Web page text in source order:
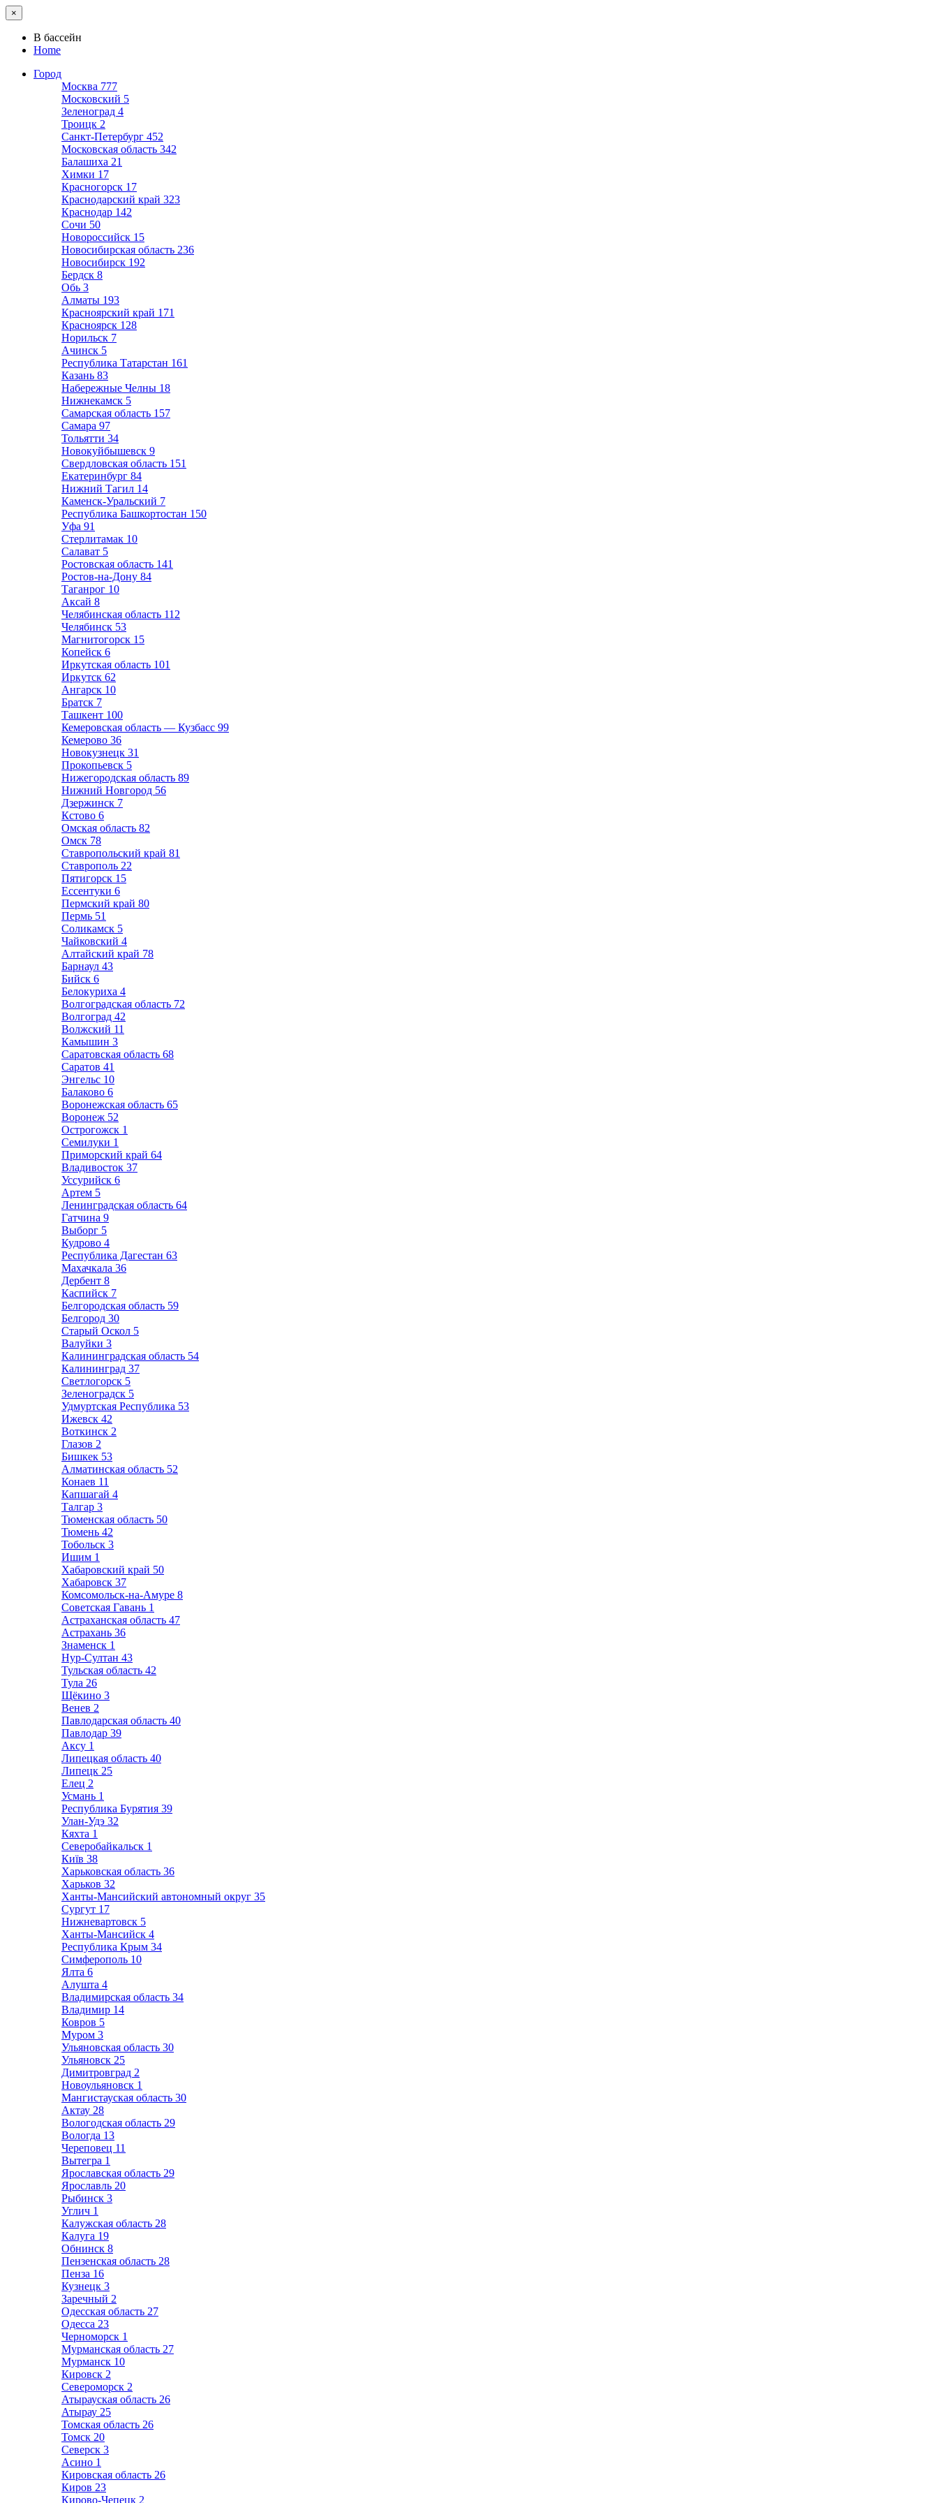
×
В бассейн
Home
Город
Москва 777
Московский 5
Зеленоград 4
Троицк 2
Санкт-Петербург 452
Московская область 342
Балашиха 21
Химки 17
Красногорск 17
Краснодарский край 323
Краснодар 142
Сочи 50
Новороссийск 15
Новосибирская область 236
Новосибирск 192
Бердск 8
Обь 3
Алматы 193
Красноярский край 171
Красноярск 128
Норильск 7
Ачинск 5
Республика Татарстан 161
Казань 83
Набережные Челны 18
Нижнекамск 5
Самарская область 157
Самара 97
Тольятти 34
Новокуйбышевск 9
Свердловская область 151
Екатеринбург 84
Нижний Тагил 14
Каменск-Уральский 7
Республика Башкортостан 150
Уфа 91
Стерлитамак 10
Салават 5
Ростовская область 141
Ростов-на-Дону 84
Таганрог 10
Аксай 8
Челябинская область 112
Челябинск 53
Магнитогорск 15
Копейск 6
Иркутская область 101
Иркутск 62
Ангарск 10
Братск 7
Ташкент 100
Кемеровская область — Кузбасс 99
Кемерово 36
Новокузнецк 31
Прокопьевск 5
Нижегородская область 89
Нижний Новгород 56
Дзержинск 7
Кстово 6
Омская область 82
Омск 78
Ставропольский край 81
Ставрополь 22
Пятигорск 15
Ессентуки 6
Пермский край 80
Пермь 51
Соликамск 5
Чайковский 4
Алтайский край 78
Барнаул 43
Бийск 6
Белокуриха 4
Волгоградская область 72
Волгоград 42
Волжский 11
Камышин 3
Саратовская область 68
Саратов 41
Энгельс 10
Балаково 6
Воронежская область 65
Воронеж 52
Острогожск 1
Семилуки 1
Приморский край 64
Владивосток 37
Уссурийск 6
Артем 5
Ленинградская область 64
Гатчина 9
Выборг 5
Кудрово 4
Республика Дагестан 63
Махачкала 36
Дербент 8
Каспийск 7
Белгородская область 59
Белгород 30
Старый Оскол 5
Валуйки 3
Калининградская область 54
Калининград 37
Светлогорск 5
Зеленоградск 5
Удмуртская Республика 53
Ижевск 42
Воткинск 2
Глазов 2
Бишкек 53
Алматинская область 52
Конаев 11
Капшагай 4
Талгар 3
Тюменская область 50
Тюмень 42
Тобольск 3
Ишим 1
Хабаровский край 50
Хабаровск 37
Комсомольск-на-Амуре 8
Советская Гавань 1
Астраханская область 47
Астрахань 36
Знаменск 1
Нур-Султан 43
Тульская область 42
Тула 26
Щёкино 3
Венев 2
Павлодарская область 40
Павлодар 39
Аксу 1
Липецкая область 40
Липецк 25
Елец 2
Усмань 1
Республика Бурятия 39
Улан-Удэ 32
Кяхта 1
Северобайкальск 1
Київ 38
Харьковская область 36
Харьков 32
Ханты-Мансийский автономный округ 35
Сургут 17
Нижневартовск 5
Ханты-Мансийск 4
Республика Крым 34
Симферополь 10
Ялта 6
Алушта 4
Владимирская область 34
Владимир 14
Ковров 5
Муром 3
Ульяновская область 30
Ульяновск 25
Димитровград 2
Новоульяновск 1
Мангистауская область 30
Актау 28
Вологодская область 29
Вологда 13
Череповец 11
Вытегра 1
Ярославская область 29
Ярославль 20
Рыбинск 3
Углич 1
Калужская область 28
Калуга 19
Обнинск 8
Пензенская область 28
Пенза 16
Кузнецк 3
Заречный 2
Одесская область 27
Одесса 23
Черноморск 1
Мурманская область 27
Мурманск 10
Кировск 2
Североморск 2
Атырауская область 26
Атырау 25
Томская область 26
Томск 20
Северск 3
Асино 1
Кировская область 26
Киров 23
Кирово-Чепецк 2